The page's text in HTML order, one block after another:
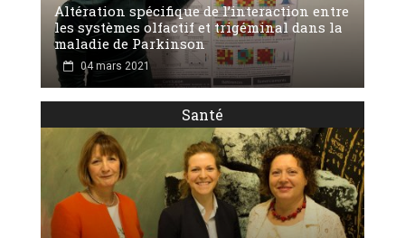
Altération spécifique de l’interaction entre
les systèmes olfactif et trigéminal dans la
maladie de Parkinson
04 mars 2021
Santé